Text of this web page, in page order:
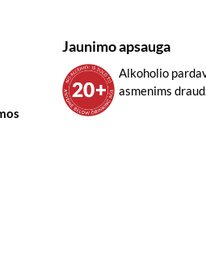
Jaunimo apsauga
Alkoholio
asmenims